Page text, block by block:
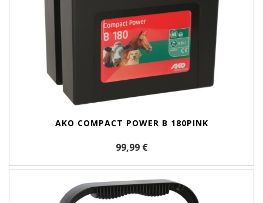
AKO COMPACT POWER B 180PINK
99,99 €